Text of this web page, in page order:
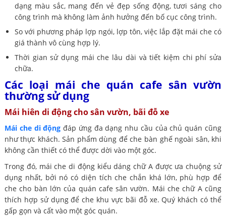
dạng màu sắc, mang đến vẻ đẹp sống động, tươi sáng cho
công trình mà không làm ảnh hưởng đến bố cục công trình.
So với phương pháp lợp ngói, lợp tôn, việc lắp đặt mái che có
giá thành vô cùng hợp lý.
Thời gian sử dụng mái che lâu dài và tiết kiệm chi phí sửa
chữa.
Các loại mái che quán cafe sân vườn
thường sử dụng
Mái hiên di động cho sân vườn, bãi đỗ xe
Mái che di động đáp ứng đa dạng nhu cầu của chủ quán cũng
như thực khách. Sản phẩm dùng để che bàn ghế ngoài sân, khi
không cần thiết có thể được dời vào một góc.
Trong đó, mái che di động kiểu dáng chữ A được ưa chuộng sử
dụng nhất, bởi nó có diện tích che chắn khá lớn, phù hợp để
che cho bàn lớn của quán cafe sân vườn. Mái che chữ A cũng
thích hợp sử dụng để che khu vực bãi đỗ xe. Quý khách có thể
gấp gọn và cất vào một góc quán.